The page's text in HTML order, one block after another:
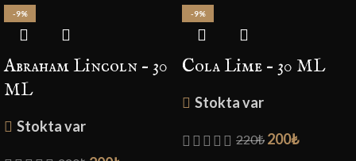
-9%
Abraham Lincoln – 30
ML
Stokta var
-9%
Cola Lime – 30 ML
Stokta var
220₺ 200₺